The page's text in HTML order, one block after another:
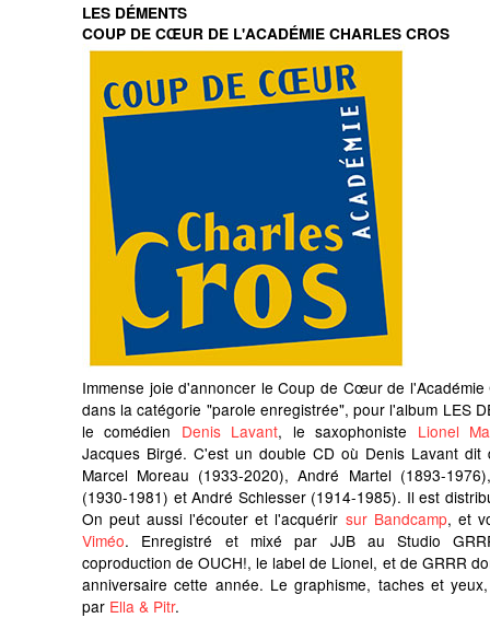
LES DÉMENTS
COUP DE CŒUR DE L'ACADÉMIE CHARLES CROS
Immense joie d'annoncer le Coup de Cœur de l'Académie
dans la catégorie "parole enregistrée", pour l'album LES
le comédien Denis Lavant, le saxophoniste Lionel
Jacques Birgé. C'est un double CD où Denis Lavant dit
Marcel Moreau (1933-2020), André Martel (1893-
(1930-1981) et André Schlesser (1914-1985). Il est
On peut aussi l'écouter et l'acquérir sur Bandcamp, et
Viméo. Enregistré et mixé par JJB au Studio
coproduction de OUCH!, le label de Lionel, et de GRRR
anniversaire cette année. Le graphisme, taches et
par Ella & Pitr.